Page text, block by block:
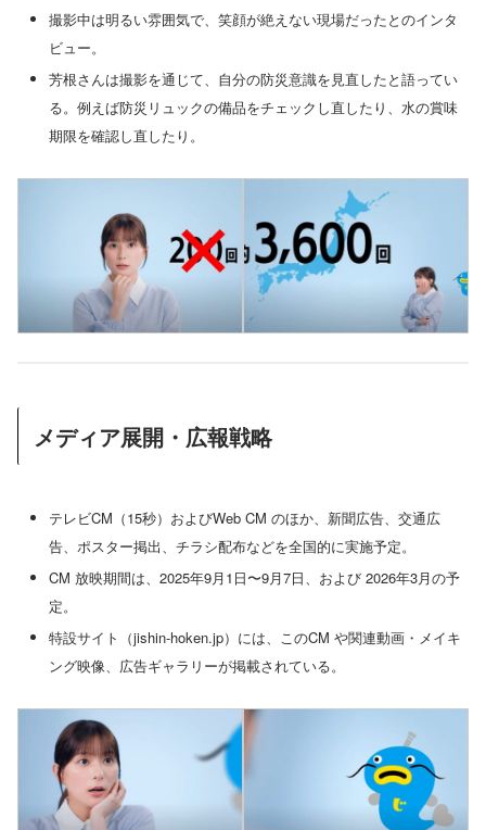
撮影中は明るい雰囲気で、笑顔が絶えない現場だったとのインタ
ビュー。
芳根さんは撮影を通じて、自分の防災意識を見直したと語ってい
る。例えば防災リュックの備品をチェックし直したり、水の賞味
期限を確認し直したり。
メディア展開・広報戦略
テレビCM（15秒）およびWeb CM のほか、新聞広告、交通広
告、ポスター掲出、チラシ配布などを全国的に実施予定。
CM 放映期間は、2025年9月1日〜9月7日、および 2026年3月の予
定。
特設サイト（jishin-hoken.jp）には、このCM や関連動画・メイキ
ング映像、広告ギャラリーが掲載されている。